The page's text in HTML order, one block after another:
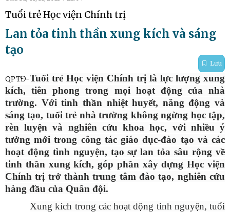
Tuổi trẻ Học viện Chính trị
Lan tỏa tinh thần xung kích và sáng
tạo
Lưu
QPTĐ-Tuổi trẻ Học viện Chính trị là lực lượng xung
kích, tiên phong trong mọi hoạt động của nhà
trường. Với tinh thần nhiệt huyết, năng động và
sáng tạo, tuổi trẻ nhà trường không ngừng học tập,
rèn luyện và nghiên cứu khoa học, với nhiều ý
tưởng mới trong công tác giáo dục-đào tạo và các
hoạt động tình nguyện, tạo sự lan tỏa sâu rộng về
tinh thần xung kích, góp phần xây dựng Học viện
Chính trị trở thành trung tâm đào tạo, nghiên cứu
hàng đầu của Quân đội.
Xung kích trong các hoạt động tình nguyện, tuổi